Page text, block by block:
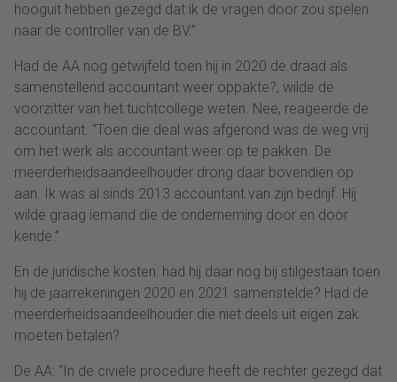
hooguit hebben gezegd dat ik de vragen door zou spelen
naar de controller van de BV.”
Had de AA nog getwijfeld toen hij in 2020 de draad als
samenstellend accountant weer oppakte?, wilde de
voorzitter van het tuchtcollege weten. Nee, reageerde de
accountant. “Toen die deal was afgerond was de weg vrij
om het werk als accountant weer op te pakken. De
meerderheidsaandeelhouder drong daar bovendien op
aan. Ik was al sinds 2013 accountant van zijn bedrijf. Hij
wilde graag iemand die de onderneming door en door
kende.”
En de juridische kosten: had hij daar nog bij stilgestaan toen
hij de jaarrekeningen 2020 en 2021 samenstelde? Had de
meerderheidsaandeelhouder die niet deels uit eigen zak
moeten betalen?
De AA: “In de civiele procedure heeft de rechter gezegd dat